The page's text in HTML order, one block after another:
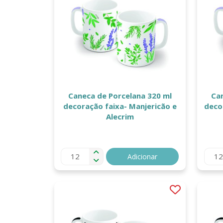
Caneca de Porcelana 320 ml
decoração faixa- Manjericão e
Alecrim
Adicionar